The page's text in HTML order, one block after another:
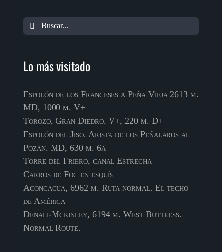
Buscar
Lo más visitado
Espolón de los Franceses a Peña Vieja 2613 m.
MD, 1000 m. V+
Torozo, Gran Diedro. V+, 220 m. D+
Espolón del Jiso. Arista de los Peñalaros al
Pozán. MD, 630 m. 6a
Torre del Friero, canal Estrecha
Carros de Foc en esquís
Aconcagua, 6962 m. Ruta normal. El techo
de América
Denali-Mckinley, 6194 m. West Buttress.
Normal Route.